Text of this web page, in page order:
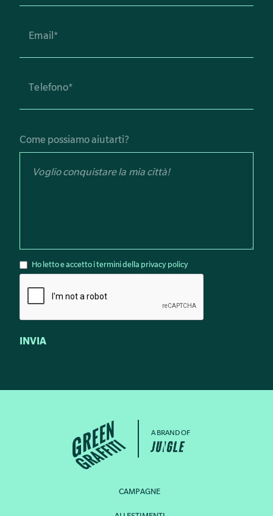
Come possiamo aiutarti?
Ho letto e accetto i termini della privacy policy
A BRAND OF
CAMPAGNE